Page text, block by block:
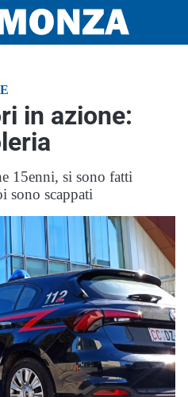
in azione:
15enni, si sono fatti
sono scappati